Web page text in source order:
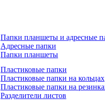
Папки планшеты и адресные
Адресные папки
Папки планшеты
Пластиковые папки
Пластиковые папки на кольцах
Пластиковые папки на
Разделители листов